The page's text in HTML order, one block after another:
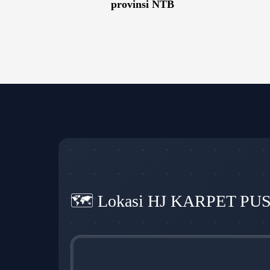
provinsi NTB
🗺️ Lokasi HJ KARPET